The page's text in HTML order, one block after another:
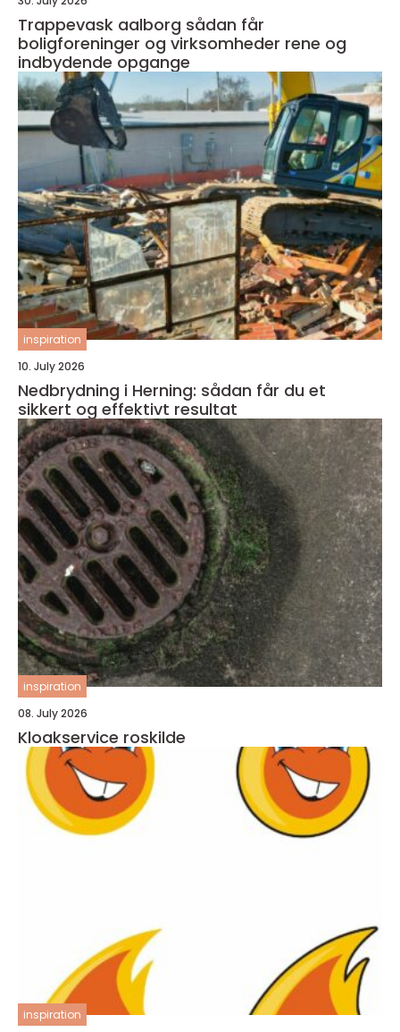
Trappevask aalborg sådan får
boligforeninger og virksomheder rene og
indbydende opgange
inspiration
10. July 2026
Nedbrydning i Herning: sådan får du et
sikkert og effektivt resultat
inspiration
08. July 2026
Kloakservice roskilde
inspiration